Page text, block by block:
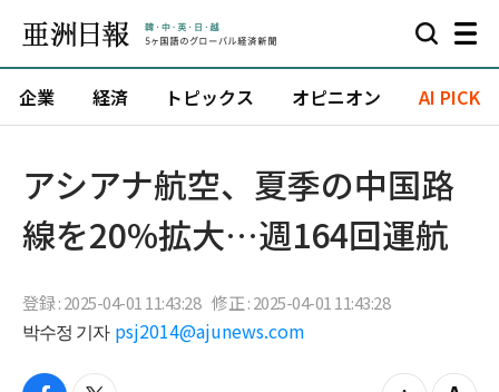
企業 経済 トピックス オピニオン AI PICK
アシアナ航空、夏季の中国路
線を20%拡大…週164回運航
登録 : 2025-04-01 11:43:28 修正 : 2025-04-01 11:43:28
박수정 기자 psj2014@ajunews.com